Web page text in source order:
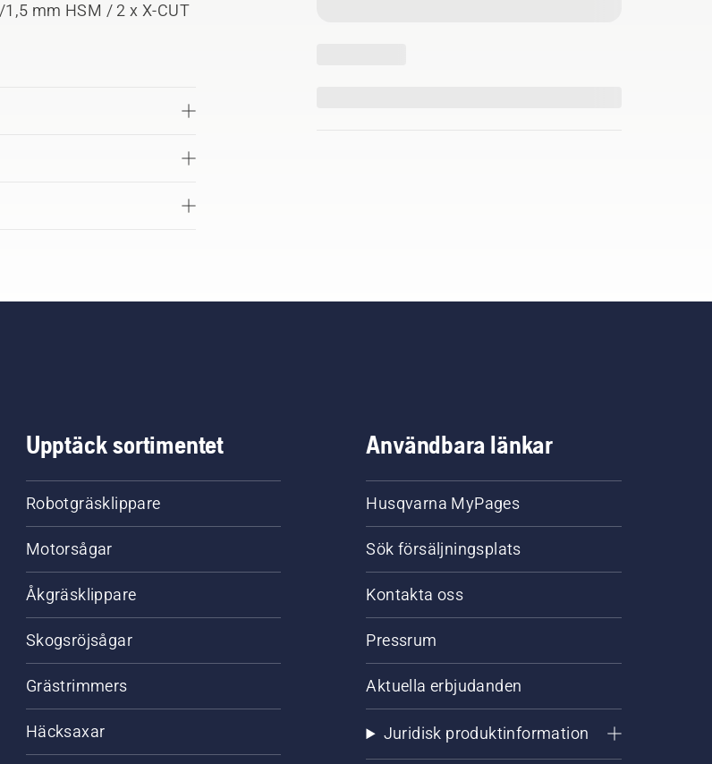
mm HSM / 2 x X-CUT
Upptäck sortimentet
Robotgräsklippare
Motorsågar
Åkgräsklippare
Skogsröjsågar
Grästrimmers
Häcksaxar
Användbara länkar
Husqvarna MyPages
Sök försäljningsplats
Kontakta oss
Pressrum
Aktuella erbjudanden
Juridisk produktinformation